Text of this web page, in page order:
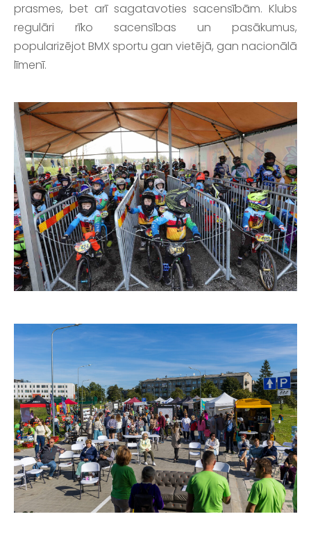
prasmes, bet arī sagatavoties sacensībām. Klubs
regulāri rīko sacensības un pasākumus,
popularizējot BMX sportu gan vietējā, gan nacionālā
līmenī.